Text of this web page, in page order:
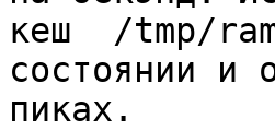
кеш  /tmp/
состоянии и
пиках.